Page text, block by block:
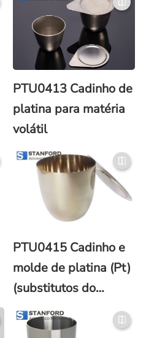
PTU0413 Cadinho de
platina para matéria
volátil
PTU0415 Cadinho e
molde de platina (Pt)
(substitutos do
Vulcan)